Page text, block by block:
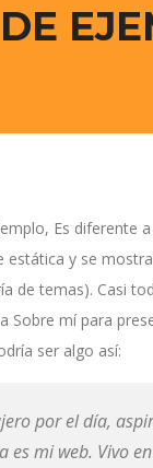
Es diferente
estática y se
de temas). Casi
Sobre mí para
ser algo así:
por el día,
es mi web. Vivo